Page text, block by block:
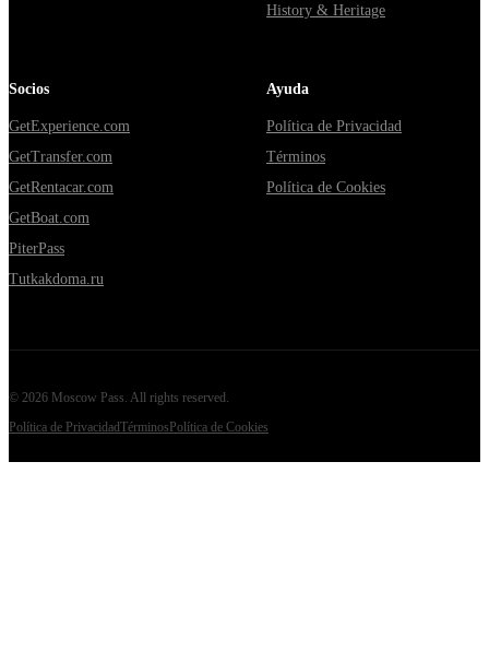
History & Heritage
Socios
GetExperience.com
GetTransfer.com
GetRentacar.com
GetBoat.com
PiterPass
Tutkakdoma.ru
Ayuda
Política de Privacidad
Términos
Política de Cookies
© 2026 Moscow Pass . All rights reserved.
Política de PrivacidadTérminosPolítica de Cookies